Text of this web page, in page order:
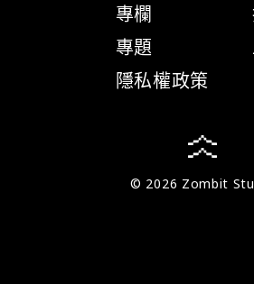
專欄
專題
隱私權政策
© 2026 Zombit